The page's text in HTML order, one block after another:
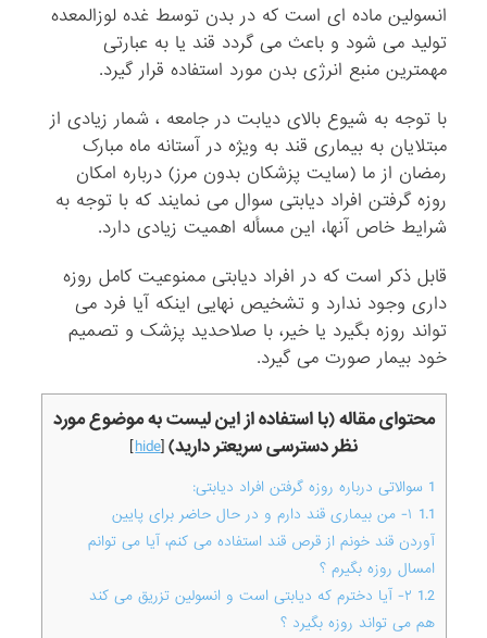
انسولین ماده ای است که در بدن توسط غده لوزالمعده
تولید می شود و باعث می گردد قند یا به عبارتی
مهمترین منبع انرژی بدن مورد استفاده قرار گیرد.
با توجه به شیوع بالای دیابت در جامعه ، شمار زیادی از
مبتلایان به بیماری قند به ویژه در آستانه ماه مبارک
رمضان از ما (سایت پزشکان بدون مرز) درباره امکان
روزه گرفتن افراد دیابتی سوال می نمایند که با توجه به
شرایط خاص آنها، این مسأله اهمیت زیادی دارد.
قابل ذکر است که در افراد دیابتی ممنوعیت کامل روزه
داری وجود ندارد و تشخیص نهایی اینکه آیا فرد می
تواند روزه بگیرد یا خیر، با صلاحدید پزشک و تصمیم
خود بیمار صورت می گیرد.
محتوای مقاله (با استفاده از این لیست به موضوع مورد
نظر دسترسی سریعتر دارید)[
hide
]
1 سوالاتی درباره روزه گرفتن افراد دیابتی:
1.1 ۱- من بیماری قند دارم و در حال حاضر برای پایین
آوردن قند خونم از قرص قند استفاده می کنم، آیا می توانم
امسال روزه بگیرم ؟
1.2
۲- آیا دخترم که دیابتی است و انسولین تزریق می کند
هم می تواند روزه بگیرد ؟